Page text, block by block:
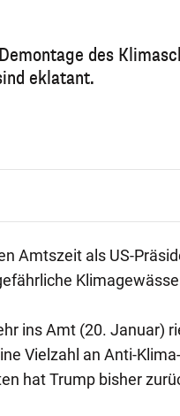
des
eklatant.
Amtszeit als US-
ins Amt (20. Januar)
Vielzahl an Anti-
hat Trump bisher